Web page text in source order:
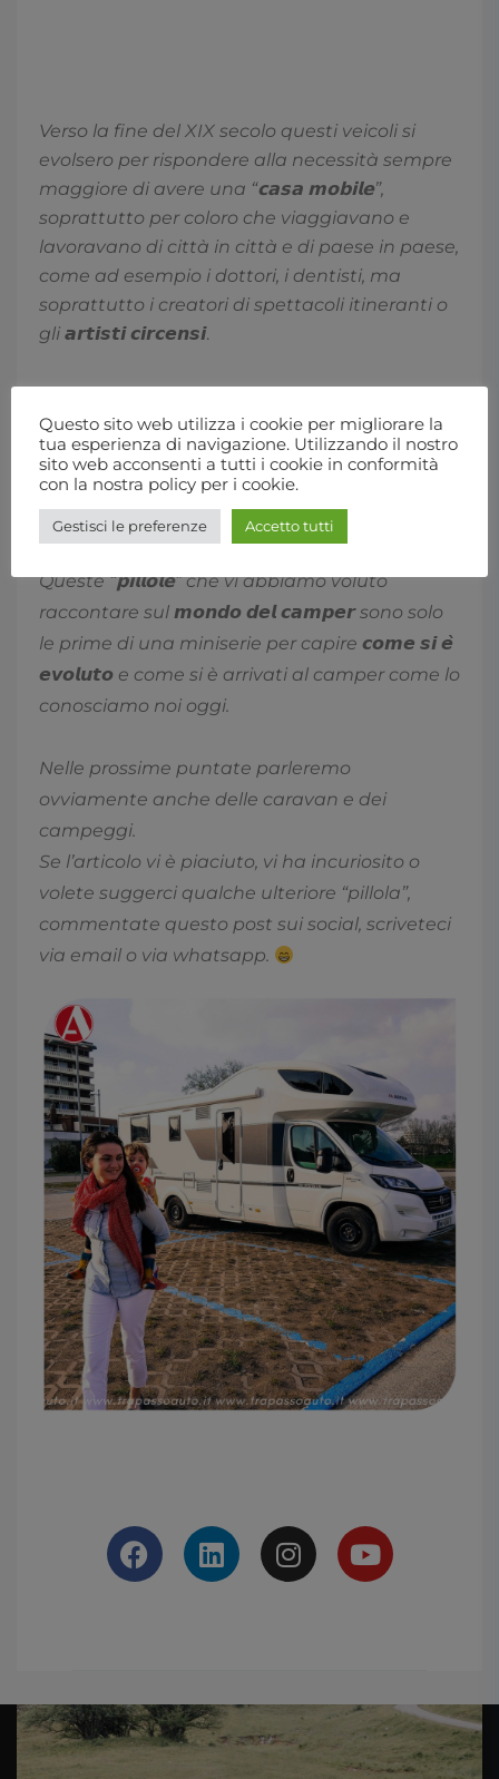
Verso la fine del XIX secolo questi veicoli si
evolsero per rispondere alla necessità sempre
maggiore di avere una “𝗰𝗮𝘀𝗮 𝗺𝗼𝗯𝗶𝗹𝗲”,
soprattutto per coloro che viaggiavano e
lavoravano di città in città e di paese in paese,
come ad esempio i dottori, i dentisti, ma
soprattutto i creatori di spettacoli itineranti o
gli 𝙖𝙧𝙩𝙞𝙨𝙩𝙞 𝙘𝙞𝙧𝙘𝙚𝙣𝙨𝙞.
Queste “𝗽𝗶𝗹𝗹𝗼𝗹𝗲” che vi abbiamo voluto
raccontare sul 𝙢𝙤𝙣𝙙𝙤 𝙙𝙚𝙡 𝙘𝙖𝙢𝙥𝙚𝙧sono solo
le prime di una miniserie per capire 𝙘𝙤𝙢𝙚 𝙨𝙞 𝙚̀
𝙚𝙫𝙤𝙡𝙪𝙩𝙤 e come si è arrivati al camper come lo
conosciamo noi oggi.
Nelle prossime puntate parleremo
ovviamente anche delle caravan e dei
campeggi.
Se l’articolo vi è piaciuto, vi ha incuriosito o
volete suggerci qualche ulteriore “pillola”,
commentate questo post sui social, scriveteci
via email o via whatsapp.
Questo sito web utilizza i cookie per migliorare la
tua esperienza di navigazione. Utilizzando il nostro
sito web acconsenti a tutti i cookie in conformità
con la nostra policy per i cookie.
Gestisci le preferenze Accetto tutti